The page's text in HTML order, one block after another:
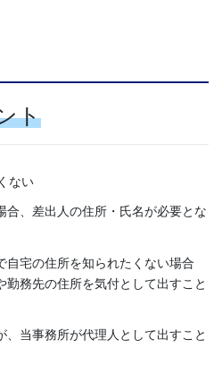
ト
ない
合、差出人の住所・氏名が必要とな
自宅の住所を知られたくない場合
勤務先の住所を気付として出すこと
、当事務所が代理人として出すこと